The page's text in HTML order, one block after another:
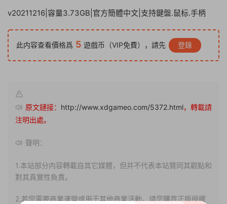
v20211216|容量3.73GB|官方簡體中文|支持鍵盤.鼠标.手柄
此内容查看價格爲 5 遊戲币（VIP免費），請先 登錄
原文鏈接： http://www.xdgameo.com/5372.html，轉載請
注明出處。
聲明：
1.本站部分内容轉載自其它媒體，但并不代表本站贊同其觀點和
對其真實性負責。
2.若您需要商業運營或用于其他商業活動，請您購買正版授權